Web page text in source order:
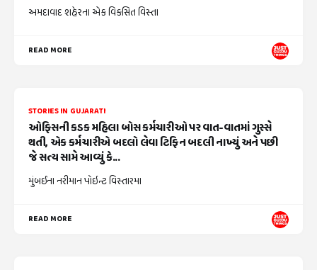
અમદાવાદ શહેરના એક વિકસિત વિસ્તા
READ MORE
STORIES IN GUJARATI
ઓફિસની કડક મહિલા બોસ કર્મચારીઓ પર વાત-વાતમાં ગુસ્સે
થતી, એક કર્મચારીએ બદલો લેવા ટિફિન બદલી નાખ્યું અને પછી
જે સત્ય સામે આવ્યું કે...
મુંબઈના નરીમાન પોઇન્ટ વિસ્તારમા
READ MORE